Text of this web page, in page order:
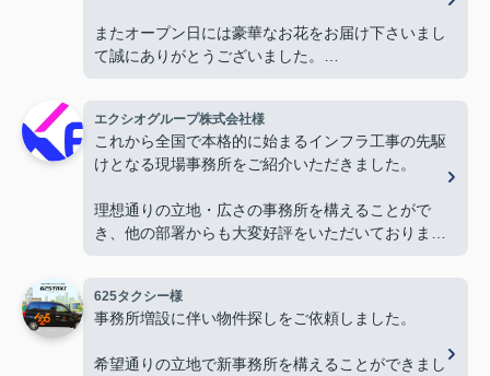
またオープン日には豪華なお花をお届け下さいまし
て誠にありがとうございました。
心より感謝申し上げます。
今後ともよろしくお願いします。
エクシオグループ株式会社様
これから全国で本格的に始まるインフラ工事の先駆
けとなる現場事務所をご紹介いただきました。
理想通りの立地・広さの事務所を構えることがで
き、他の部署からも大変好評をいただいておりま
今後とも物件探しの際はよろしくお願いします。
625タクシー様
事務所増設に伴い物件探しをご依頼しました。
希望通りの立地で新事務所を構えることができまし